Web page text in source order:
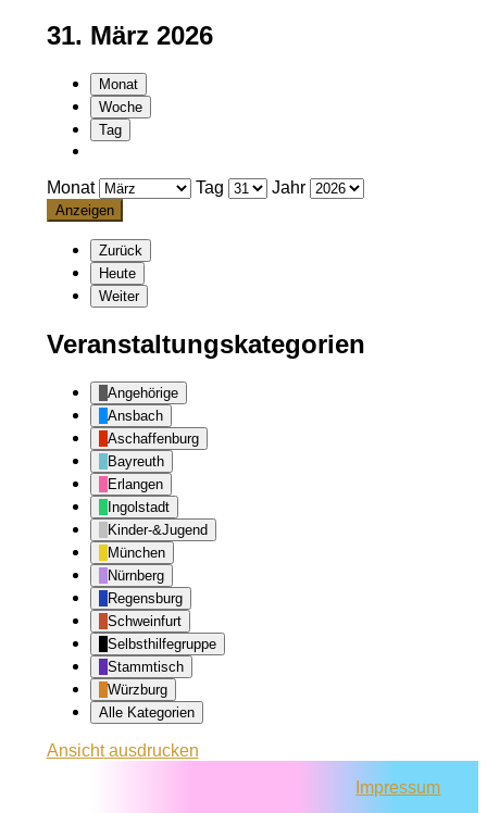
31. März 2026
Monat
Woche
Tag
Monat Tag Jahr
Zurück
Heute
Weiter
Veranstaltungskategorien
Angehörige
Ansbach
Aschaffenburg
Bayreuth
Erlangen
Ingolstadt
Kinder-&Jugend
München
Nürnberg
Regensburg
Schweinfurt
Selbsthilfegruppe
Stammtisch
Würzburg
Alle Kategorien
Ansichtausdrucken
Impressum